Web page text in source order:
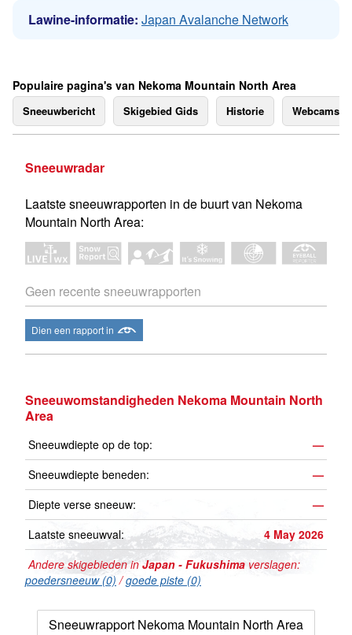
Lawine-informatie: Japan Avalanche Network
Populaire pagina's van Nekoma Mountain North Area
Sneeuwbericht Skigebied Gids Historie Webcams
Sneeuwradar
Laatste sneeuwrapporten in de buurt van Nekoma
Mountain North Area:
Geen recente sneeuwrapporten
Dien een rapport in
Sneeuwomstandigheden Nekoma Mountain North
Area
Sneeuwdiepte op de top:
—
Sneeuwdiepte beneden:
—
Diepte verse sneeuw:
—
Laatste sneeuwval:
4 May 2026
Andere skigebieden inJapan - Fukushima verslagen:
poedersneeuw (0) /goede piste (0)
Sneeuwrapport Nekoma Mountain North Area